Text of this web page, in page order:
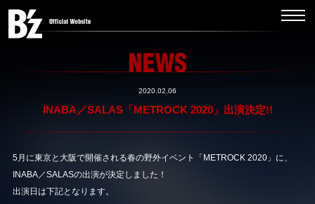
2020.02.06
INABA／SALAS「METROCK 2020」出演決定!!
5月に東京と大阪で開催される春の野外イベント「METROCK 2020」に、
INABA／SALASの出演が決定しました！
出演日は下記となります。